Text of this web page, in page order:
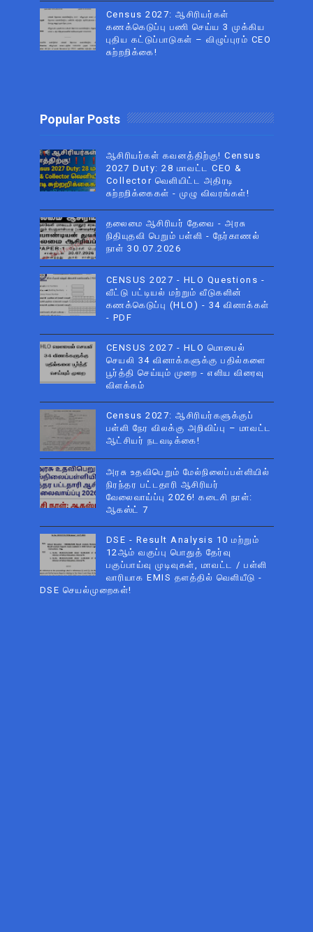
Census 2027: ஆசிரியர்கள்
கணக்கெடுப்பு பணி செய்ய 3 முக்கிய
புதிய கட்டுப்பாடுகள் – விழுப்புரம் CEO
சுற்றறிக்கை!
Popular Posts
ஆசிரியர்கள் கவனத்திற்கு! Census
2027 Duty: 28 மாவட்ட CEO &
Collector வெளியிட்ட அதிரடி
சுற்றறிக்கைகள் - முழு விவரங்கள்!
தலைமை ஆசிரியர் தேவை - அரசு
நிதியுதவி பெறும் பள்ளி - நேர்காணல்
நாள் 30.07.2026
CENSUS 2027 - HLO Questions -
வீட்டு பட்டியல் மற்றும் வீடுகளின்
கணக்கெடுப்பு (HLO) - 34 வினாக்கள்
- PDF
CENSUS 2027 - HLO மொபைல்
செயலி 34 வினாக்களுக்கு பதில்களை
பூர்த்தி செய்யும் முறை - எளிய விரைவு
விளக்கம்
Census 2027: ஆசிரியர்களுக்குப்
பள்ளி நேர விலக்கு அறிவிப்பு – மாவட்ட
ஆட்சியர் நடவடிக்கை!
அரசு உதவிபெறும் மேல்நிலைப்பள்ளியில்
நிரந்தர பட்டதாரி ஆசிரியர்
வேலைவாய்ப்பு 2026! கடைசி நாள்:
ஆகஸ்ட் 7
DSE - Result Analysis 10 மற்றும்
12ஆம் வகுப்பு பொதுத் தேர்வு
பகுப்பாய்வு முடிவுகள், மாவட்ட / பள்ளி
வாரியாக EMIS தளத்தில் வெளியீடு -
DSE செயல்முறைகள்!